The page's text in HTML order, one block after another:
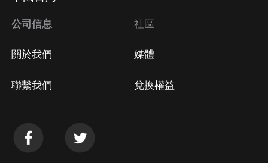
公司信息
關於我們
聯繫我們
社區
媒體
兌換權益